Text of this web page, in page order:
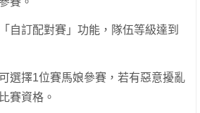
自訂配對賽」功能，隊伍等級達到
選擇1位賽馬娘參賽，若有惡意擾亂
賽資格。